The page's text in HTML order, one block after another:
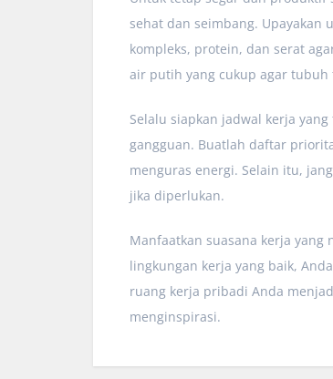
sehat dan seimbang.
kompleks, protein, dan serat
air putih yang cukup agar
Selalu siapkan jadwal kerja
gangguan. Buatlah daftar
menguras energi. Selain itu,
jika diperlukan.
Manfaatkan suasana kerja yang
lingkungan kerja yang baik,
ruang kerja pribadi Anda
menginspirasi.